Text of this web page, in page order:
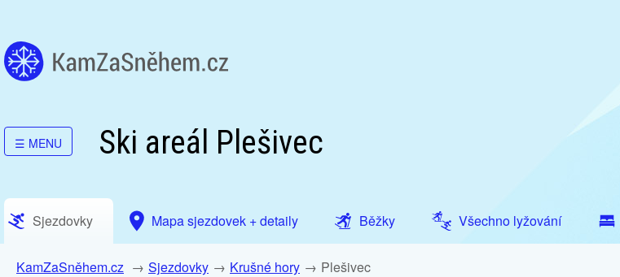
☰ MENU Ski areál Plešivec
Sjezdovky Mapa sjezdovek + detaily Běžky Všechno lyžování
KamZaSněhem.cz Sjezdovky Krušné hory Plešivec